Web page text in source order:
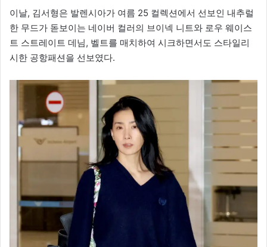
이날, 김서형은 발렌시아가 여름 25 컬렉션에서 선보인 내추럴
한 무드가 돋보이는 네이버 컬러의 브이넥 니트와 로우 웨이스
트 스트레이트 데님, 벨트를 매치하여 시크하면서도 스타일리
시한 공항패션을 선보였다.